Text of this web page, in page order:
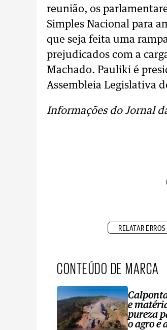
reunião, os
Simples Nacional para
que seja feita uma
prejudicados com a
Machado. Pauliki é
Assembleia Legislativa
Informações do Jornal
RELATAR ERROS
CONTEÚDO DE MARCA
e
pureza
o agro e